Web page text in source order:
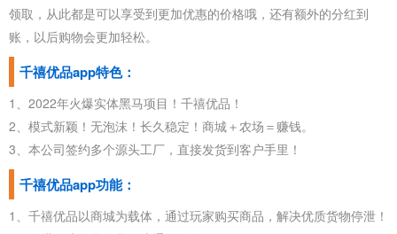
领取，从此都是可以享受到更加优惠的价格哦，还有额外的分红到
账，以后购物会更加轻松。
千禧优品app特色：
1、2022年火爆实体黑马项目！千禧优品！
2、模式新颖！无泡沫！长久稳定！商城＋农场＝赚钱。
3、本公司签约多个源头工厂，直接发货到客户手里！
千禧优品app功能：
1、千禧优品以商城为载体，通过玩家购买商品，解决优质货物停泄！